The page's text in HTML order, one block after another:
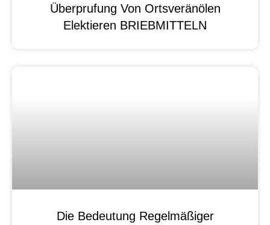
Überprufung Von Ortsveränölen
Elektieren BRIEBMITTELN
Die Bedeutung Regelmäßiger